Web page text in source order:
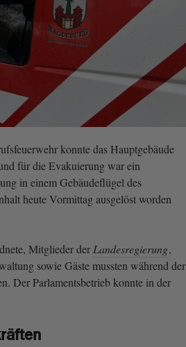
konnte das Hauptgebäude
für die Evakuierung war ein
in einem Gebäudeflügel des
heute Vormittag ausgelöst worden
Mitglieder der Landesregierung,
sowie Gäste mussten während der
Der Parlamentsbetrieb konnte in der